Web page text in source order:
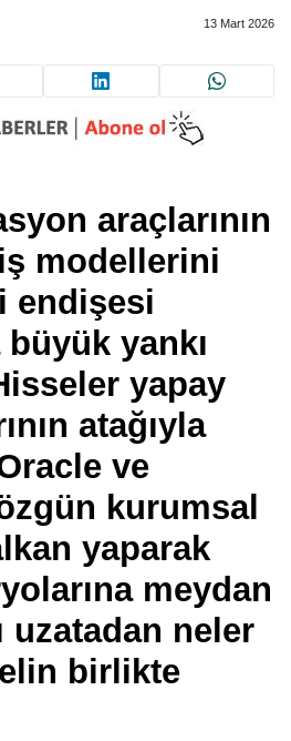
13 Mart 2026
araçlarının
modellerini
endişesi
yankı
yapay
atağıyla
ve
kurumsal
yaparak
meydan
uzatadan neler
birlikte